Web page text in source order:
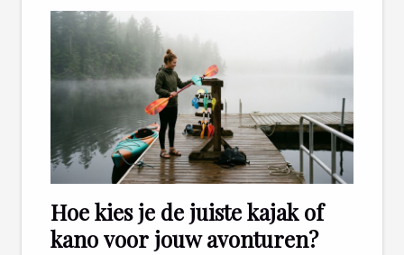
Hoe kies je de juiste kajak of
kano voor jouw avonturen?